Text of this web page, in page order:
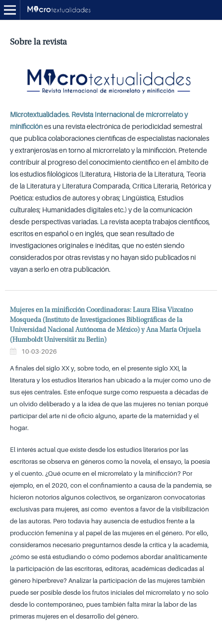
Sobre la revista
Microtextualidades. Revista Internacional de microrrelato y
minificciónes una revista electrónica de periodicidad semestral
que publica colaboraciones científicas de especialistas nacionales
y extranjeros/as en torno al microrrelato y la minificción. Pretende
contribuir al progreso del conocimiento científico en el ámbito de
los estudios filológicos (Literatura, Historia de la Literatura, Teoría
de la Literatura y Literatura Comparada, Crítica Literaria, Retórica y
Poética: estudios de autores y obras; Lingüística, Estudios
culturales; Humanidades digitales etc.) y de la comunicación
desde perspectivas variadas. La revista acepta trabajos científicos,
escritos en español o en inglés, que sean resultado de
investigaciones originales e inéditas, que no estén siendo
considerados por otras revistas y no hayan sido publicados ni
vayan a serlo en otra publicación.
Mujeres en la minificción Coordinadoras: Laura Elisa Vizcaíno
Mosqueda (Instituto de Investigaciones Bibliográficas de la
Universidad Nacional Autónoma de México) y Ana María Orjuela
(Humboldt Universität zu Berlin)
10-03-2026
A finales del siglo XX y, sobre todo, en el presente siglo XXI, la
literatura y los estudios literarios han ubicado a la mujer como uno de
sus ejes centrales. Este enfoque surge como respuesta a décadas de
un olvido deliberado y a la idea de que las mujeres no tenían porqué
participar del arte ni de oficio alguno, aparte de la maternidad y el
hogar.
El interés actual que existe desde los estudios literarios por las
escritoras se observa en géneros como la novela, el ensayo, la poesía
y el cuento. ¿Qué ocurre en el microrrelato y la minificción? Por
ejemplo, en el 2020, con el confinamiento a causa de la pandemia, se
hicieron notorios algunos colectivos, se organizaron convocatorias
exclusivas para mujeres, así como eventos a favor de la visibilización
de las autoras. Pero todavía hay ausencia de estudios frente a la
producción femenina y al papel de las mujeres en el género. Por ello,
consideramos necesario preguntarnos desde la crítica y la academia,
¿cómo se está estudiando o cómo podemos abordar analíticamente
la participación de las escritoras, editoras, académicas dedicadas al
género hiperbreve? Analizar la participación de las mujeres también
puede ser posible desde los frutos iniciales del microrrelato y no solo
desde lo contemporáneo, pues también falta mirar la labor de las
primeras mujeres en el desarrollo del género.